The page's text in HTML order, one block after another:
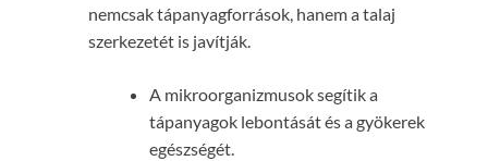
nemcsak tápanyagforrások, hanem a talaj
szerkezetét is javítják.
A mikroorganizmusok segítik a
tápanyagok lebontását és a gyökerek
egészségét.